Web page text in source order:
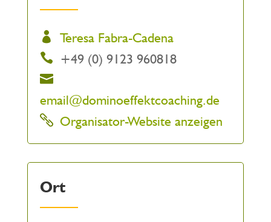
Teresa Fabra-Cadena
+49 (0) 9123 960818
email@dominoeffektcoaching.de
Organisator-Website anzeigen
Ort